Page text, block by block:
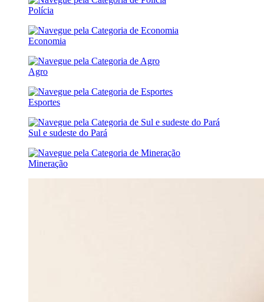
Polícia
Economia
Agro
Esportes
Sul e sudeste do Pará
Mineração